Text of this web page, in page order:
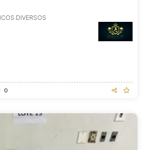
DIVERSOS
0